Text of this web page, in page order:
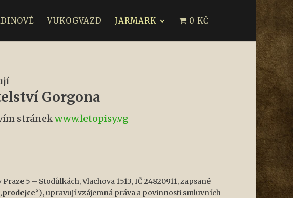
VUKOGVAZD JARMARK 0 KČ
Gorgona
stránekwww.letopisy.vg
Praze 5 – Stodůlkách, Vlachova 1513, IČ 24820911, zapsané
prodejce“), upravují vzájemná práva a povinnosti smluvních